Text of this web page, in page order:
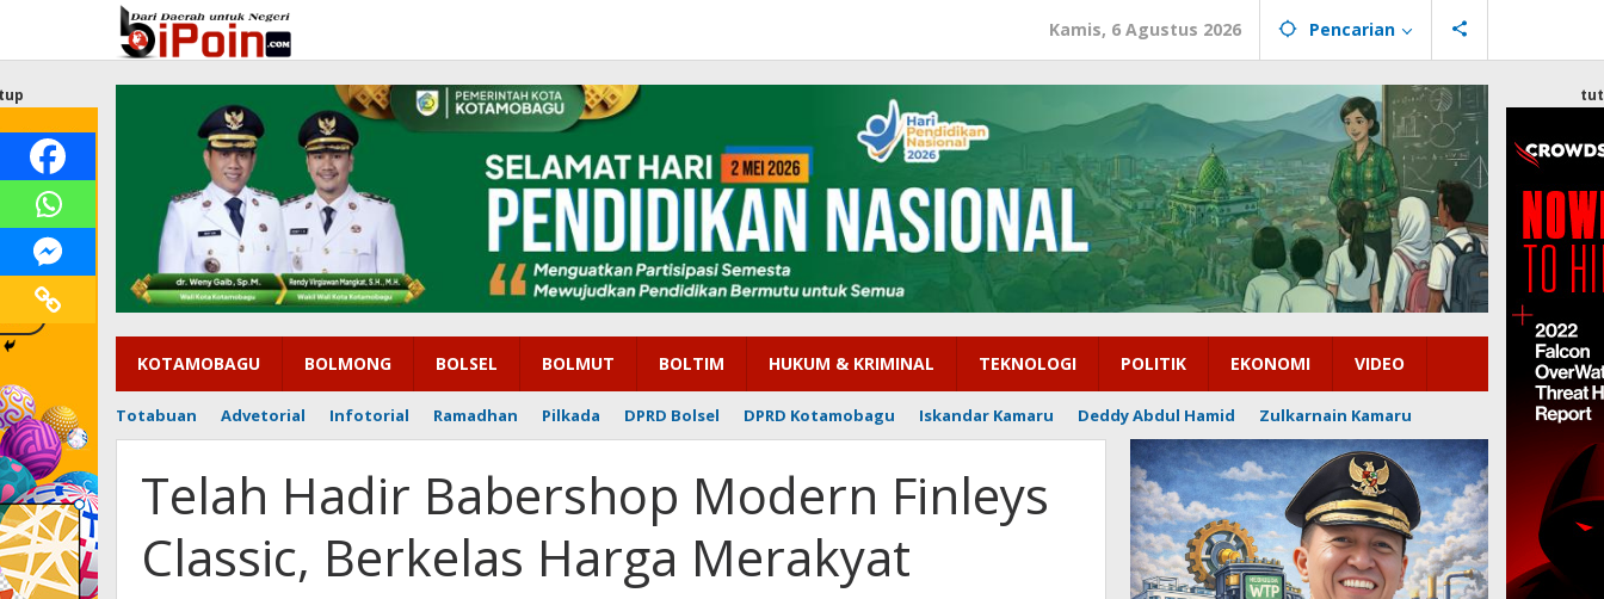
konten
Kamis, 6 Agustus 2026 Pencarian
KOTAMOBAGU BOLMONG BOLSEL BOLMUT BOLTIM HUKUM & KRIMINAL TEKNOLOGI POLITIK EKONOMI VIDEO
Totabuan Advetorial Infotorial Ramadhan Pilkada DPRD Bolsel DPRD Kotamobagu Iskandar Kamaru Deddy Abdul Hamid Zulkarnain Kamaru
Telah Hadir Babershop Modern Finleys
Classic, Berkelas Harga Merakyat